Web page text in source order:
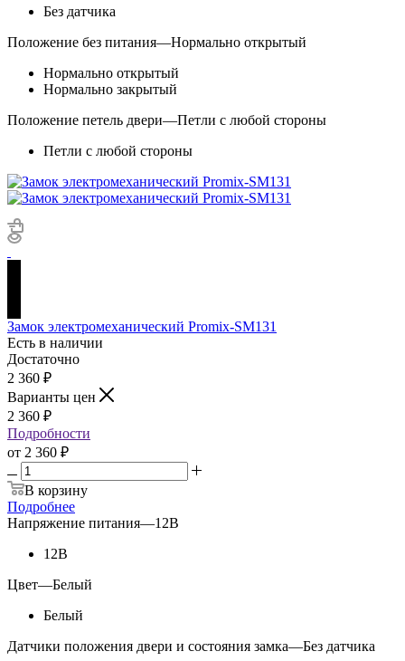
Без датчика
Положение без питания—Нормально открытый
Нормально открытый
Нормально закрытый
Положение петель двери—Петли с любой стороны
Петли с любой стороны
Замок электромеханический Promix-SM131
Есть в наличии
Достаточно
2 360 ₽
Варианты цен
2 360 ₽
Подробности
от 2 360 ₽
В корзину
Подробнее
Напряжение питания—12В
12В
Цвет—Белый
Белый
Датчики положения двери и состояния замка—Без датчика